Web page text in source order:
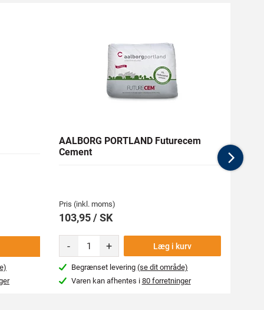
AALBORG PORTLAND Futurecem
Cement
Pris (inkl. moms)
103,95 / SK
- + Læg i kurv
Begrænset levering (se dit område)
Varen kan afhentes i 80 forretninger
med